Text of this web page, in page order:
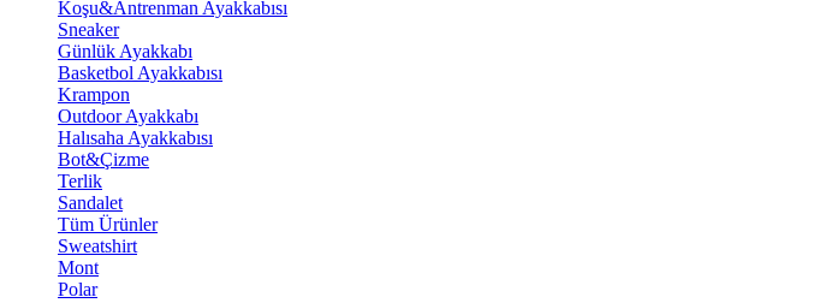
Koşu&Antrenman Ayakkabısı
Sneaker
Günlük Ayakkabı
Basketbol Ayakkabısı
Krampon
Outdoor Ayakkabı
Halısaha Ayakkabısı
Bot&Çizme
Terlik
Sandalet
Tüm Ürünler
Sweatshirt
Mont
Polar